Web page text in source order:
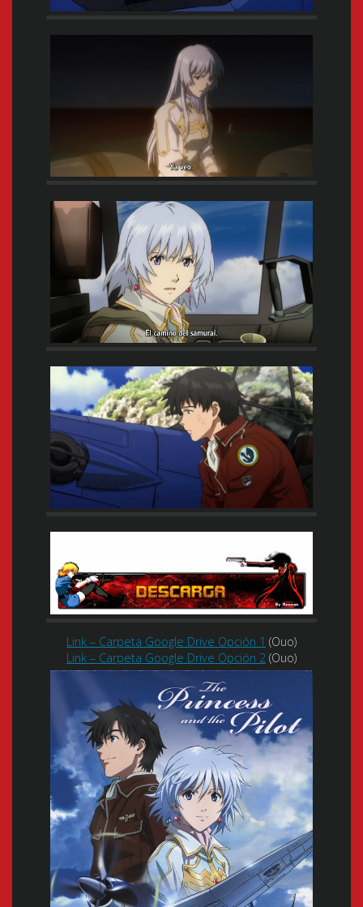
Link – Carpeta Google Drive Opción 1 (Ouo)
Link – Carpeta Google Drive Opción 2 (Ouo)